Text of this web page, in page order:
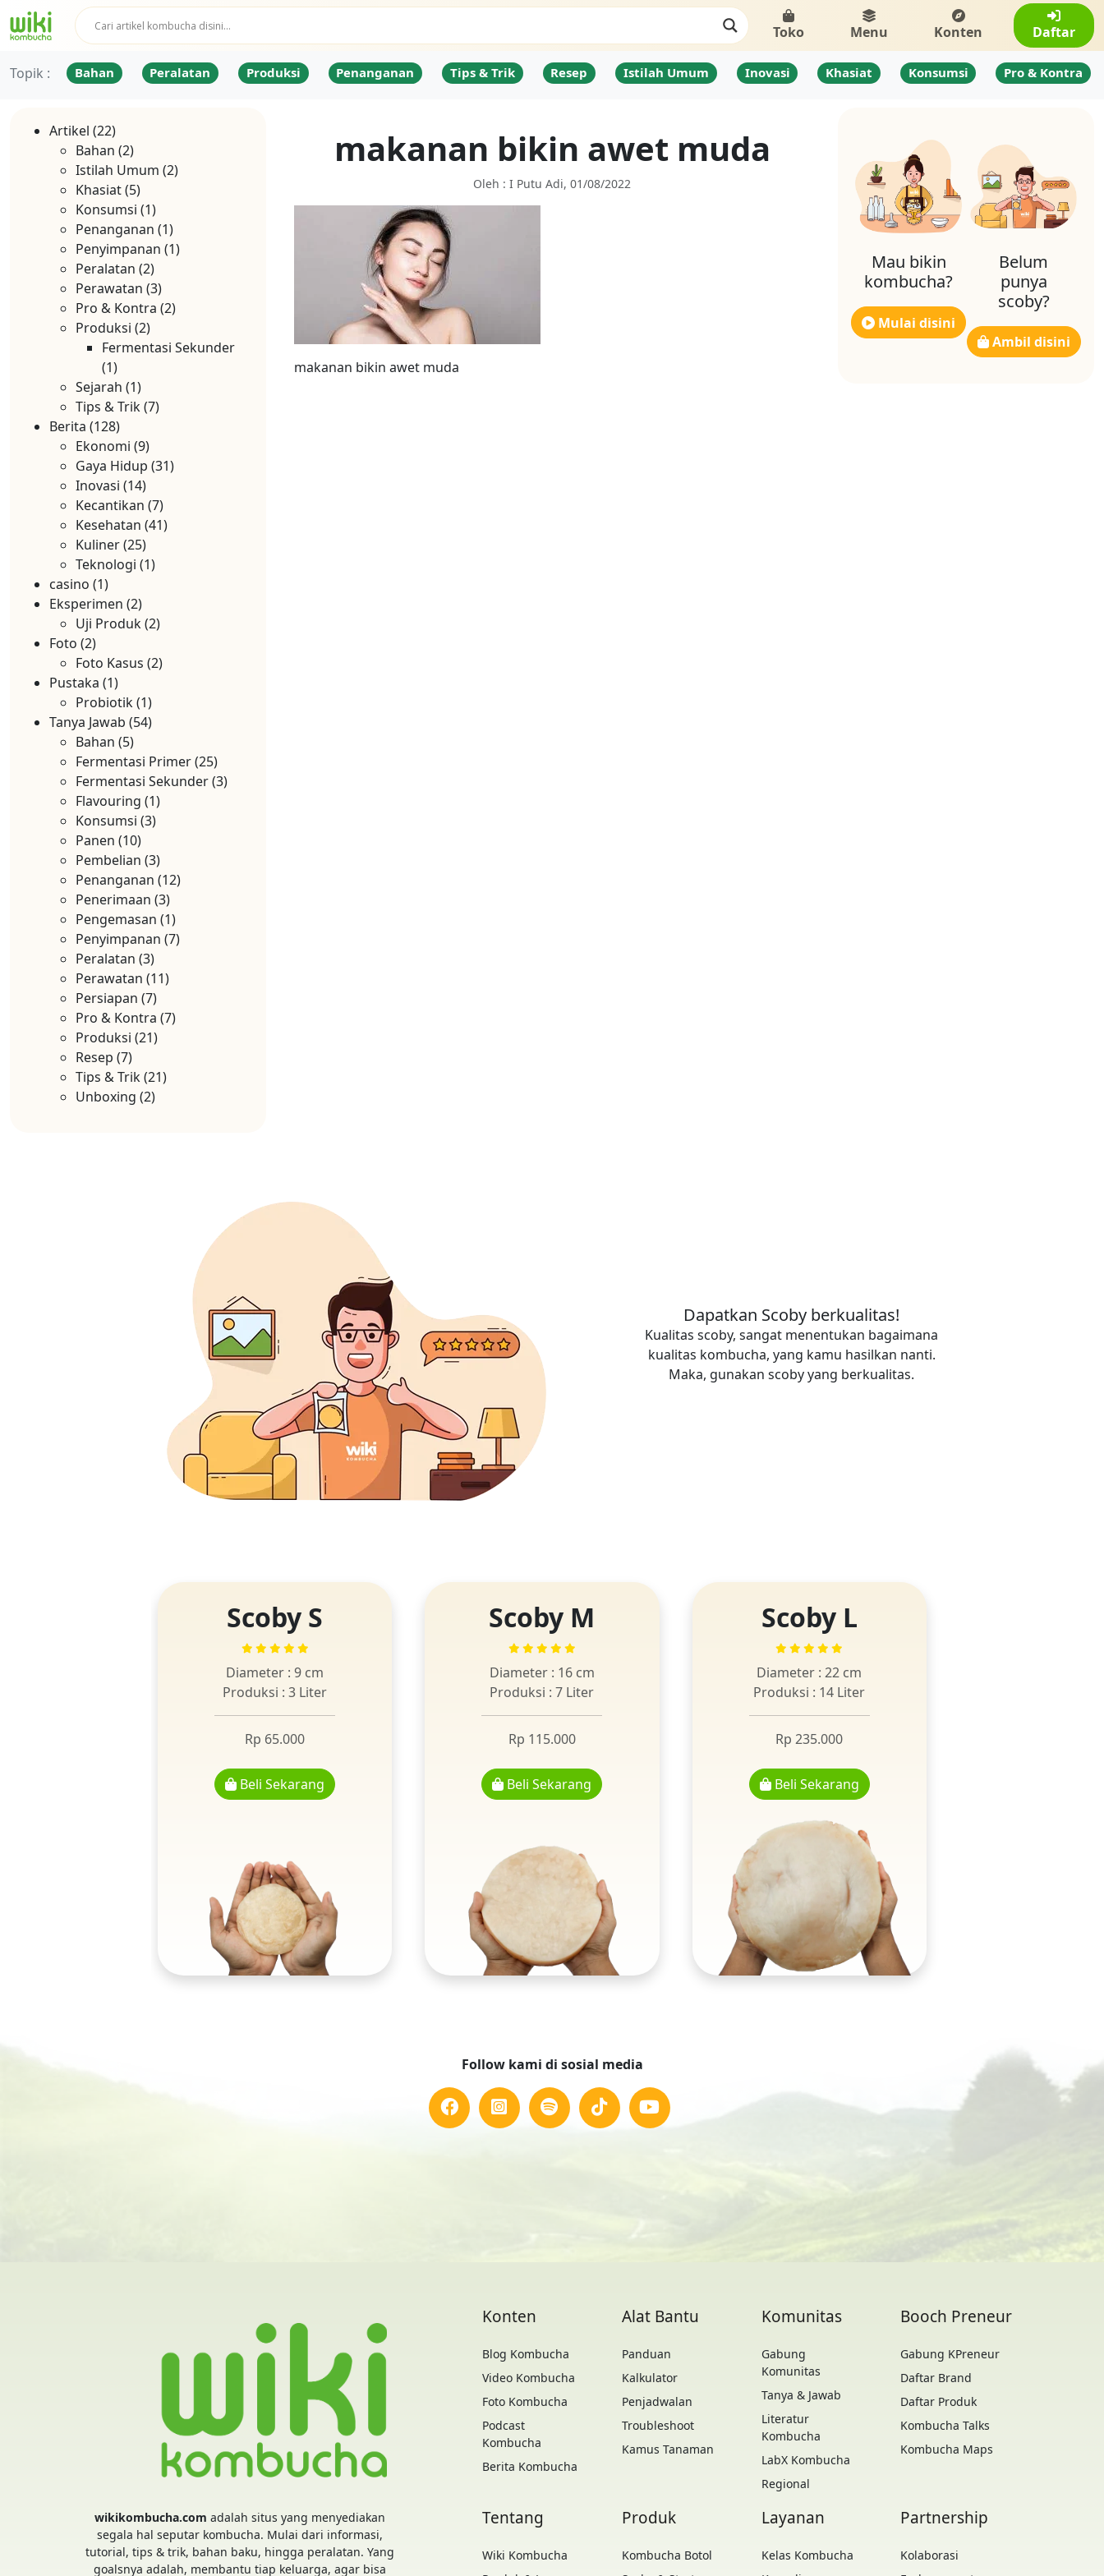
Toko Menu Konten Daftar
Topik : Bahan Peralatan Produksi Penanganan Tips & Trik Resep Istilah Umum Inovasi Khasiat Konsumsi Pro & Kontra
Mau bikin
kombucha?
Mulai disini
Belum
punya
scoby?
Ambil disini
makanan bikin awet muda
Oleh : I Putu Adi, 01/08/2022
makanan bikin awet muda
Artikel (22)
Bahan (2)
Istilah Umum (2)
Khasiat(5)
Konsumsi (1)
Penanganan (1)
Penyimpanan (1)
Peralatan (2)
Perawatan (3)
Pro & Kontra (2)
Produksi (2)
Fermentasi Sekunder
(1)
Sejarah (1)
Tips & Trik(7)
Berita (128)
Ekonomi (9)
Gaya Hidup (31)
Inovasi (14)
Kecantikan (7)
Kesehatan (41)
Kuliner(25)
Teknologi (1)
casino (1)
Eksperimen (2)
Uji Produk(2)
Foto (2)
Foto Kasus (2)
Pustaka (1)
Probiotik(1)
Tanya Jawab (54)
Bahan (5)
Fermentasi Primer(25)
Fermentasi Sekunder(3)
Flavouring (1)
Konsumsi (3)
Panen (10)
Pembelian (3)
Penanganan (12)
Penerimaan (3)
Pengemasan (1)
Penyimpanan (7)
Peralatan (3)
Perawatan (11)
Persiapan (7)
Pro & Kontra (7)
Produksi (21)
Resep (7)
Tips & Trik(21)
Unboxing (2)
Dapatkan Scoby berkualitas!
Kualitas scoby, sangat menentukan bagaimana
kualitas kombucha, yang kamu hasilkan nanti.
Maka, gunakan scoby yang berkualitas.
Scoby S
Diameter : 9 cm
Produksi : 3 Liter
Rp 65.000
Beli Sekarang
Scoby M
Diameter : 16 cm
Produksi : 7 Liter
Rp 115.000
Beli Sekarang
Scoby L
Diameter : 22 cm
Produksi : 14 Liter
Rp 235.000
Beli Sekarang
Follow kami di sosial media
Konten
Blog Kombucha
Video Kombucha
Foto Kombucha
Podcast
Kombucha
Berita Kombucha
Alat Bantu
Panduan
Kalkulator
Penjadwalan
Troubleshoot
Kamus Tanaman
Komunitas
Gabung
Komunitas
Tanya & Jawab
Literatur
Kombucha
LabX Kombucha
Regional
Booch Preneur
Gabung KPreneur
Daftar Brand
Daftar Produk
Kombucha Talks
Kombucha Maps
wikikombucha.com adalah situs yang menyediakan
segala hal seputar kombucha. Mulai dari informasi,
tutorial, tips & trik, bahan baku, hingga peralatan. Yang
goalsnya adalah, membantu tiap keluarga, agar bisa
Tentang
Wiki Kombucha
Produk
Kombucha Botol
Layanan
Kelas Kombucha
Partnership
Kolaborasi